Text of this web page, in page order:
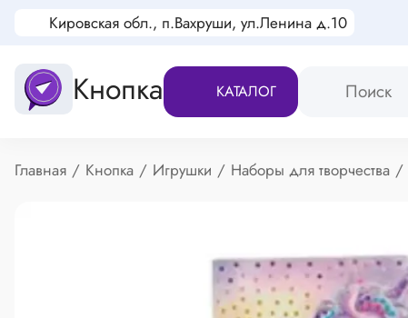
Кировская обл., п.Вахруши, ул.Ленина д.10
Кнопка КАТАЛОГ
Хлебные крошки
Главная Кнопка Игрушки Наборы для творчества